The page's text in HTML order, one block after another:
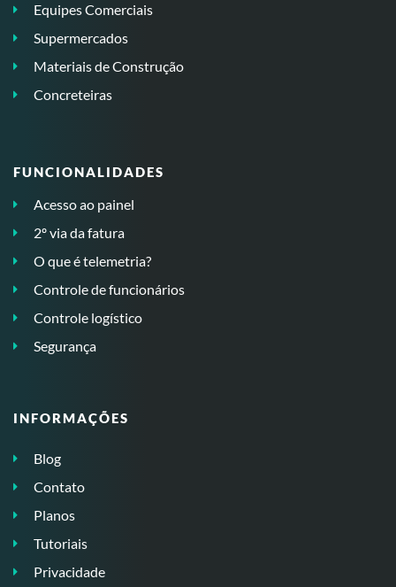
Equipes Comerciais
Supermercados
Materiais de Construção
Concreteiras
FUNCIONALIDADES
Acesso ao painel
2º via da fatura
O que é telemetria?
Controle de funcionários
Controle logístico
Segurança
INFORMAÇÕES
Blog
Contato
Planos
Tutoriais
Privacidade